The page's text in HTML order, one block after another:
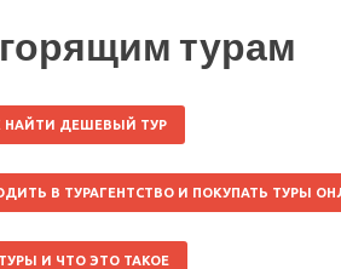
турам
НАЙТИ ДЕШЕВЫЙ ТУР
В ТУРАГЕНТСТВО И ПОКУПАТЬ ТУРЫ
И ЧТО ЭТО ТАКОЕ